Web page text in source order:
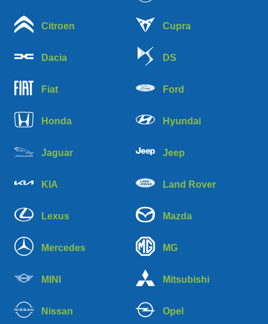
Citroen Cupra
Dacia DS
Fiat Ford
Honda Hyundai
Jaguar Jeep
KIA Land Rover
Lexus Mazda
Mercedes MG
MINI Mitsubishi
Nissan Opel